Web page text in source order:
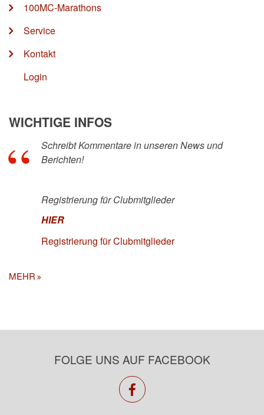
100MC-Marathons
Service
Kontakt
Login
WICHTIGE INFOS
Schreibt Kommentare in unseren News und
Berichten!
Registrierung für Clubmitglieder
HIER
Registrierung für Clubmitglieder
MEHR
FOLGE UNS AUF FACEBOOK
facebook